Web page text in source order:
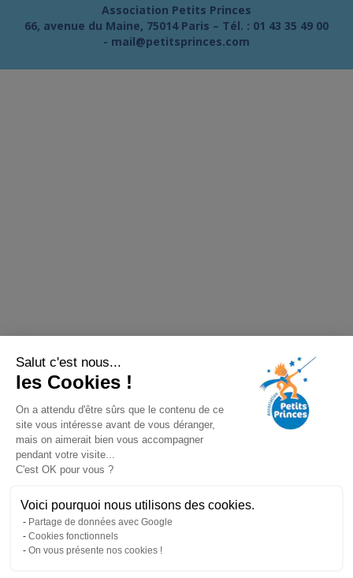
Salut c'est nous...
les Cookies !
On a attendu d'être sûrs que le contenu de ce
site vous intéresse avant de vous déranger,
mais on aimerait bien vous accompagner
pendant votre visite...
C'est OK pour vous ?
Voici pourquoi nous utilisons des cookies.
Partage de données avec Google
Cookies fonctionnels
On vous présente nos cookies !
Association Petits Princes
66, avenue du Maine, 75014 Paris – Tél. : 01 43 35 49 00
- mail@petitsprinces.com